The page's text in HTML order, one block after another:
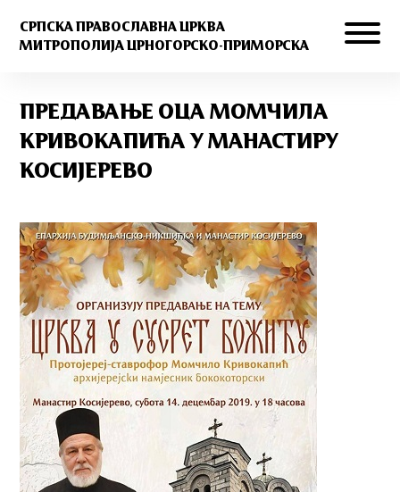
СРПСКА ПРАВОСЛАВНА ЦРКВА
МИТРОПОЛИЈА ЦРНОГОРСКО-ПРИМОРСКА
ПРЕДАВАЊЕ ОЦА МОМЧИЛА
КРИBОКАПИЋА У МАНАСТИРУ
КОСИЈЕРЕBО